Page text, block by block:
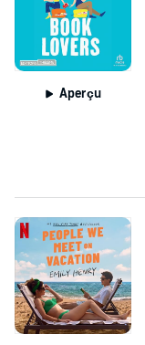
Aperçu